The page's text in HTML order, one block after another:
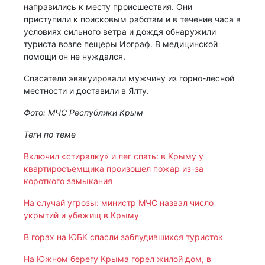
направились к месту происшествия. Они
приступили к поисковым работам и в течение часа в
условиях сильного ветра и дождя обнаружили
туриста возле пещеры Иограф. В медицинской
помощи он не нуждался.
Спасатели эвакуировали мужчину из горно-лесной
местности и доставили в Ялту.
Фото: МЧС Республики Крым
Теги по теме
Включил «стиралку» и лег спать: в Крыму у
квартиросъемщика произошел пожар из-за
короткого замыкания
На случай угрозы: министр МЧС назвал число
укрытий и убежищ в Крыму
В горах на ЮБК спасли заблудившихся туристок
На Южном берегу Крыма горел жилой дом, в